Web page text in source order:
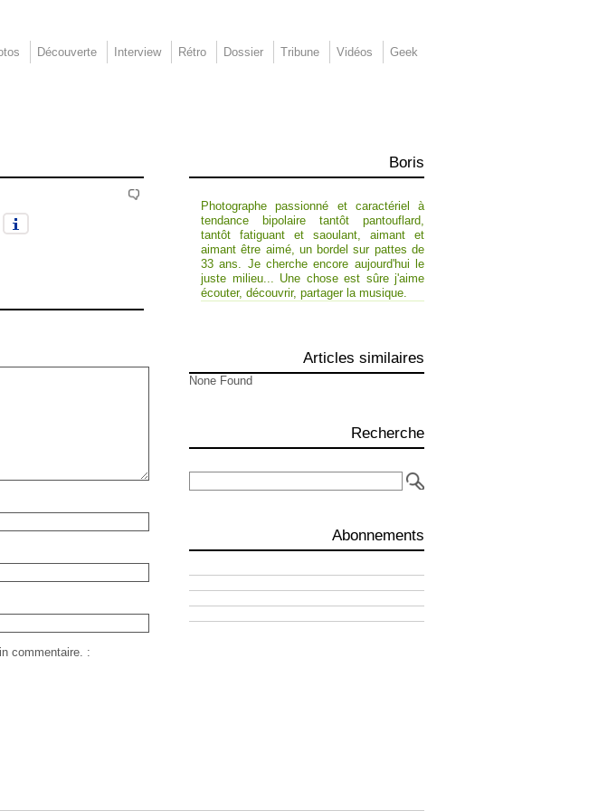
Découverte Interview Rétro Dossier Tribune Vidéos Geek
commentaire.
Boris
Photographe passionné et caractériel à
tendance bipolaire tantôt pantouflard,
tantôt fatiguant et saoulant, aimant et
aimant être aimé, un bordel sur pattes de
33 ans. Je cherche encore aujourd'hui le
juste milieu... Une chose est sûre j'aime
écouter, découvrir, partager la musique.
Articles similaires
None Found
Recherche
Abonnements